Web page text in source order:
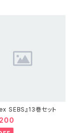
SEBS』13巻セット